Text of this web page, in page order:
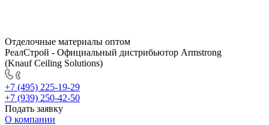
Отделочные материалы оптом
РеалСтрой - Официальный дистрибьютор Armstrong
(Knauf Ceiling Solutions)
+7 (495) 225-19-29
+7 (939) 250-42-50
Подать заявку
О компании